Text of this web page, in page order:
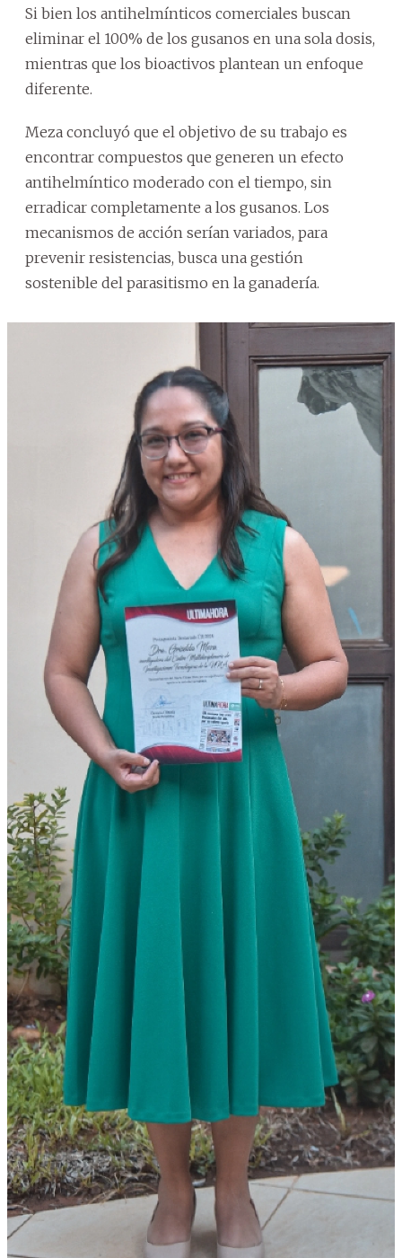
Si bien los antihelmínticos comerciales buscan
eliminar el 100% de los gusanos en una sola dosis,
mientras que los bioactivos plantean un enfoque
diferente.
Meza concluyó que el objetivo de su trabajo es
encontrar compuestos que generen un efecto
antihelmíntico moderado con el tiempo, sin
erradicar completamente a los gusanos. Los
mecanismos de acción serían variados, para
prevenir resistencias, busca una gestión
sostenible del parasitismo en la ganadería.